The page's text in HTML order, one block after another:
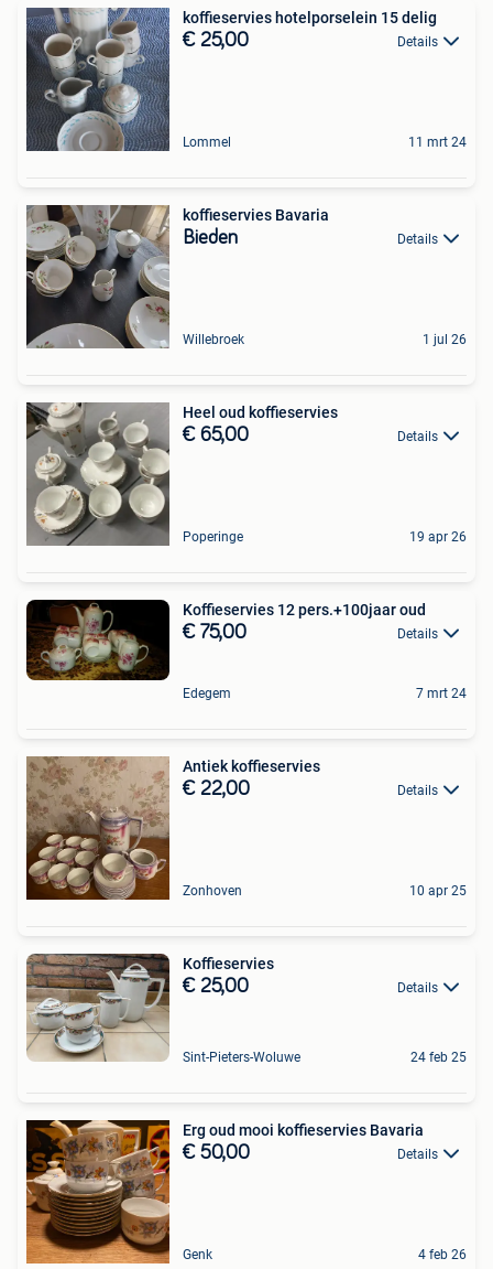
koffieservies hotelporselein 15 delig
€ 25,00 Details
Lommel 11 mrt 24
koffieservies Bavaria
Bieden Details
Willebroek 1 jul 26
Heel oud koffieservies
€ 65,00 Details
Poperinge 19 apr 26
Koffieservies 12 pers.+100jaar oud
€ 75,00 Details
Edegem 7 mrt 24
Antiek koffieservies
€ 22,00 Details
Zonhoven 10 apr 25
Koffieservies
€ 25,00 Details
Sint-Pieters-Woluwe 24 feb 25
Erg oud mooi koffieservies Bavaria
€ 50,00 Details
Genk 4 feb 26